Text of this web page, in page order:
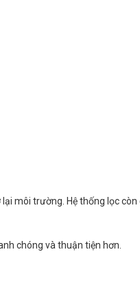
môi trường. Hệ thống lọc
chóng và thuận tiện hơn.